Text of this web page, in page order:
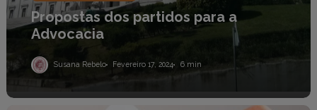
Propostas dos partidos para a
Advocacia
Susana Rebelo Fevereiro 17, 2024 6 min